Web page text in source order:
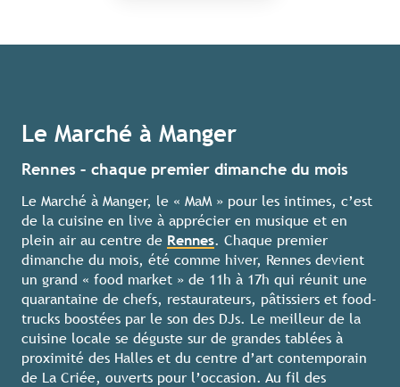
Le Marché à Manger
Rennes – chaque premier dimanche du mois
Le Marché à Manger, le « MaM » pour les intimes, c’est
de la cuisine en live à apprécier en musique et en
plein air au centre de Rennes. Chaque premier
dimanche du mois, été comme hiver, Rennes devient
un grand « food market » de 11h à 17h qui réunit une
quarantaine de chefs, restaurateurs, pâtissiers et food-
trucks boostées par le son des DJs. Le meilleur de la
cuisine locale se déguste sur de grandes tablées à
proximité des Halles et du centre d’art contemporain
de La Criée, ouverts pour l’occasion. Au fil des